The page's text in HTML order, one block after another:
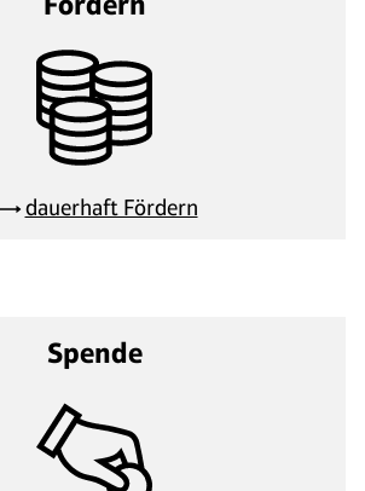
dauerhaft Fördern
Spende